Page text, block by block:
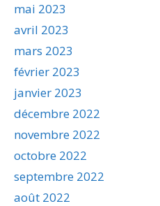
mai 2023
avril 2023
mars 2023
février 2023
janvier 2023
décembre 2022
novembre 2022
octobre 2022
septembre 2022
août 2022